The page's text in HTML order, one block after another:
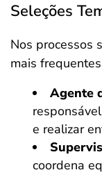
Seleções
Nos processos
mais
Agente
e realizar
coordena